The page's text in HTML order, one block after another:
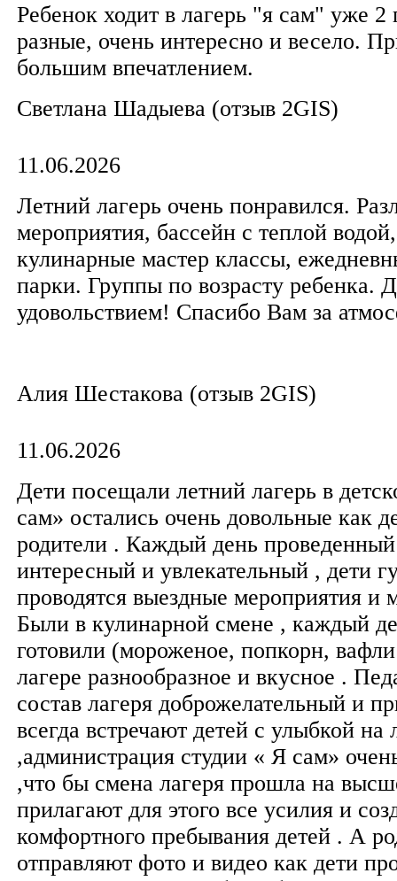
Ребенок ходит в лагерь "я сам" уже
разные, очень интересно и весело.
большим впечатлением.
Светлана Шадыева (отзыв 2GIS)
11.06.2026
Летний лагерь очень понравился.
мероприятия, бассейн с теплой
кулинарные мастер классы,
парки. Группы по возрасту ребенка.
удовольствием! Спасибо Вам за
Алия Шестакова (отзыв 2GIS)
11.06.2026
Дети посещали летний лагерь в
сам» остались очень довольные как
родители . Каждый день проведенный
интересный и увлекательный , дети
проводятся выездные мероприятия и
Были в кулинарной смене , каждый
готовили (мороженое, попкорн,
лагере разнообразное и вкусное .
состав лагеря доброжелательный и
всегда встречают детей с улыбкой
,администрация студии « Я сам»
,что бы смена лагеря прошла на
прилагают для этого все усилия и
комфортного пребывания детей . А
отправляют фото и видео как дети